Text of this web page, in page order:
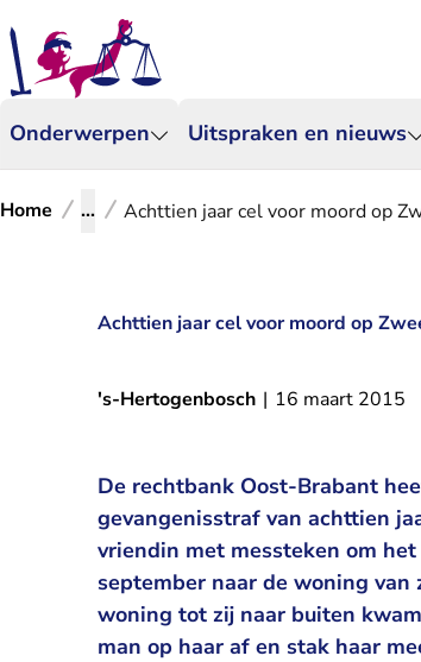
Onderwerpen Uitspraken en nieuws
Home ... Achttien jaar cel voor moord op
Achttien jaar cel voor moord op
's-Hertogenbosch | 16 maart 2015
De rechtbank Oost-Brabant
gevangenisstraf van achttien
vriendin met messteken om
september naar de woning
woning tot zij naar buiten
man op haar af en stak haar